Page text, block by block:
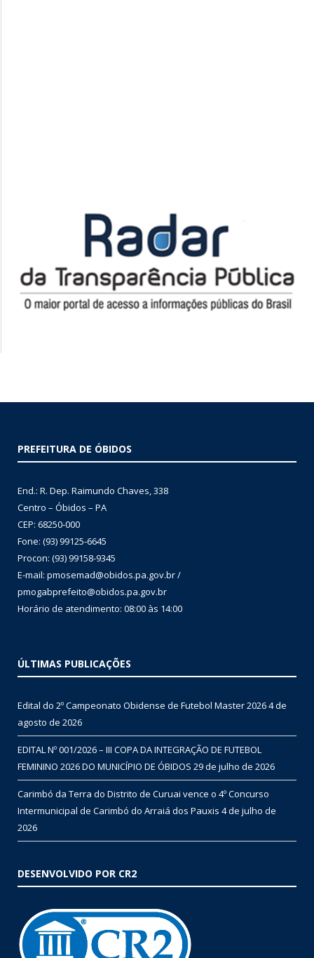
PREFEITURA DE ÓBIDOS
End.: R. Dep. Raimundo Chaves, 338
Centro – Óbidos – PA
CEP: 68250-000
Fone: (93) 99125-6645
Procon: (93) 99158-9345
E-mail: pmosemad@obidos.pa.gov.br /
pmogabprefeito@obidos.pa.gov.br
Horário de atendimento: 08:00 às 14:00
ÚLTIMAS PUBLICAÇÕES
Edital do 2º Campeonato Obidense de Futebol Master 20264 de
agosto de 2026
EDITAL Nº 001/2026 – III COPA DA INTEGRAÇÃO DE FUTEBOL
FEMININO 2026 DO MUNICÍPIO DE ÓBIDOS 29 de julho de 2026
Carimbó da Terra do Distrito de Curuai vence o 4º Concurso
Intermunicipal de Carimbó do Arraiá dos Pauxis 4 de julho de
2026
DESENVOLVIDO POR CR2